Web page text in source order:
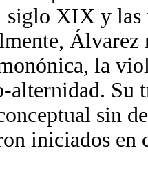
XIX y las
la
alternidad. Su
sin
iniciados en